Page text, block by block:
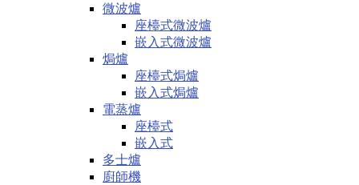
微波爐
座檯式微波爐
嵌入式微波爐
焗爐
座檯式焗爐
嵌入式焗爐
電蒸爐
座檯式
嵌入式
多士爐
廚師機